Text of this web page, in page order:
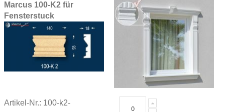
Marcus 100-K2 für
Fensterstuck
Artikel-Nr.: 100-k2-